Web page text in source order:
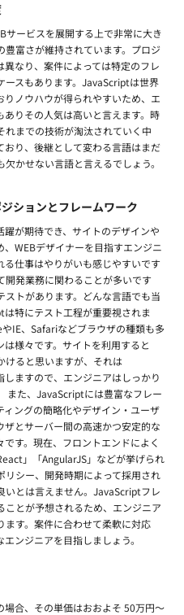
ービスを展開する上で非常に大き
富さが維持されています。プロジ
なり、案件によっては特定のフレ
ースもあります。JavaScriptは世界
ノウハウが得られやすいため、エ
りその人気は高いと言えます。時
までの技術が淘汰されていく中
り、後継として変わる言語はまだ
かせない言語と言えるでしょう。
ションとフレームワーク
が期待でき、サイトのデザインや
WEBデザイナーを目指すエンジニ
仕事はやりがいも感じやすいです
開発業務に関わることが多いです
トがあります。どんな言語でも当
特にテスト工程が重要視されま
IE、Safariなどブラウザの種類も多
様々です。サイトを利用すると
けると思いますが、それは
ますので、エンジニアはしっかり
また、JavaScriptには豊富なフレー
ングの簡略化やデザイン・ユーザ
とサーバー間の高速かつ安定的な
す。現在、フロントエンドによく
」「AngularJS」などが挙げられ
リシー、開発時期によって採用され
いとは言えません。JavaScriptフレ
とが予想されるため、エンジニア
ます。案件に合わせて柔軟に対応
ンジニアを目指しましょう。
合、その単価はおおよそ 50万円〜